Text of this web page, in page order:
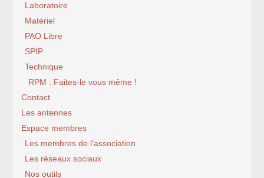
Laboratoire
Matériel
PAO Libre
SPIP
Technique
RPM : Faites-le vous même !
Contact
Les antennes
Espace membres
Les membres de l’association
Les réseaux sociaux
Nos outils